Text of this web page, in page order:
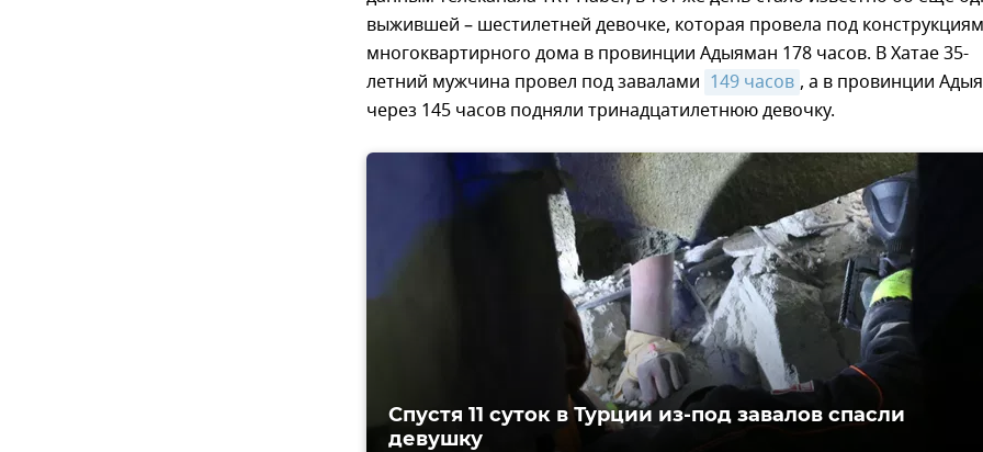
выжившей – шестилетней девочке, которая провела под
многоквартирного дома в провинции Адыяман 178 часов. В Хатае 35-
летний мужчина провел под завалами 149 часов , а в провинции
через 145 часов подняли тринадцатилетнюю девочку.
Спустя 11 суток в Турции из-под завалов спасли
девушку